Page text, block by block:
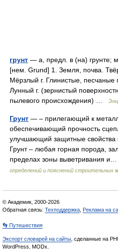
грунт — а, предл. в (на) грунте;
[нем. Grund] 1. Земля, почва.
Мёрзлый г. Глинистые, песчаные
Лунный г. (зернистый
пылевого происхождения) …
Грунт — – прилегающий к
обеспечивающий прочность
улучшающий защитные
Грунт – любая горная порода,
пределах зоны выветривания
определений и пояснений строительных
© Академик, 2000-2026
Обратная связь: Техподдержка Реклама на
👣 Путешествия
Экспорт словарей на сайты , сделанные на
WordPress, MODx.